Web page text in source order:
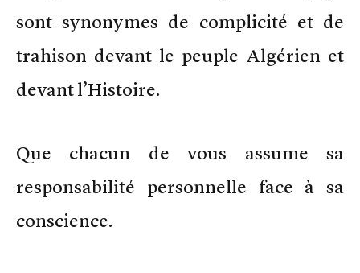
sont synonymes de complicité et de
trahison devant le peuple Algérien et
devant l’Histoire.
Que chacun de vous assume sa
responsabilité personnelle face à sa
conscience.